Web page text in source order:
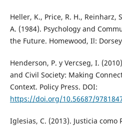
Heller, K., Price, R. H., Reinharz,
A. (1984). Psychology and
the Future. Homewood, Il:
Henderson, P. y Vercseg, I.
and Civil Society: Making
Context. Policy Press. DOI:
https://doi.org/10.56687/
Iglesias, C. (2013). Justicia como